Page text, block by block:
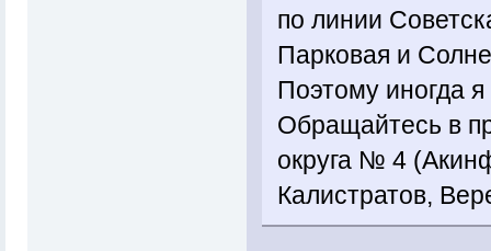
по линии
Парковая и
Поэтому иногда
Обращайтесь в
округа № 4
Калистратов,